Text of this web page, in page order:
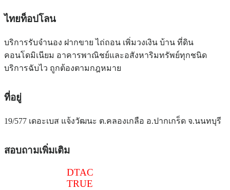
ไทยท็อปโลน
บริการรับจำนอง ฝากขาย ไถ่ถอน เพิ่มวงเงิน บ้าน ที่ดิน
คอนโดมิเนียม อาคารพาณิชย์และอสังหาริมทรัพย์ทุกชนิด
บริการฉับไว ถูกต้องตามกฎหมาย
ที่อยู่
19/577 เดอะเบส แจ้งวัฒนะ ต.คลองเกลือ อ.ปากเกร็ด จ.นนทบุรี
สอบถามเพิ่มเติม
DTAC
TRUE